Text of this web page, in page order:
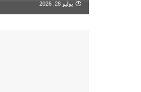
يوليو 28, 2026